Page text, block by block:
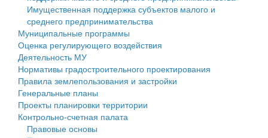
Нормативы градостроительного проектирования
Правила землепользования и застройки
Генеральные планы
Проекты планировки территории
Собрание депутатов
Имущественная поддержка субъектов малого и
среднего предпринимательства
Муниципальные программы
Оценка регулирующего воздействия
Деятельность МУ
Нормативы градостроительного проектирования
Правила землепользования и застройки
Генеральные планы
Проекты планировки территории
Контрольно-счетная палата
Правовые основы